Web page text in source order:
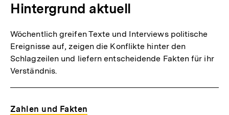
Hintergrund aktuell
Wöchentlich greifen Texte und Interviews politische
Ereignisse auf, zeigen die Konflikte hinter den
Schlagzeilen und liefern entscheidende Fakten für ihr
Verständnis.
Zahlen und Fakten